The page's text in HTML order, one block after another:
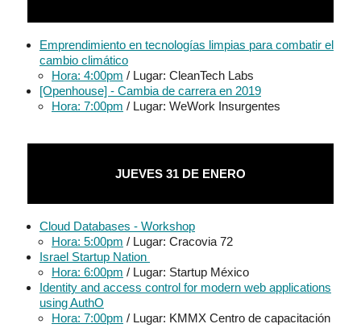
Emprendimiento en tecnologías limpias para combatir el
cambio climático
Hora: 4:00pm / Lugar: CleanTech Labs
[Openhouse] - Cambia de carrera en 2019
Hora: 7:00pm / Lugar: WeWork Insurgentes
JUEVES 31 DE ENERO
Cloud Databases - Workshop
Hora: 5:00pm / Lugar: Cracovia 72
Israel Startup Nation
Hora: 6:00pm / Lugar: Startup México
Identity and access control for modern web applications
using AuthO
Hora: 7:00pm / Lugar: KMMX Centro de capacitación